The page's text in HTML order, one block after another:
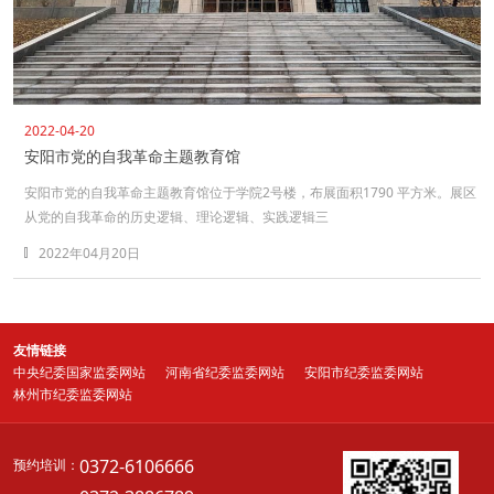
2022-04-20
安阳市党的自我革命主题教育馆
安阳市党的自我革命主题教育馆位于学院2号楼，布展面积1790 平方米。展区
从党的自我革命的历史逻辑、理论逻辑、实践逻辑三
2022年04月20日
友情链接
中央纪委国家监委网站
河南省纪委监委网站
安阳市纪委监委网站
林州市纪委监委网站
预约培训： 0372-6106666